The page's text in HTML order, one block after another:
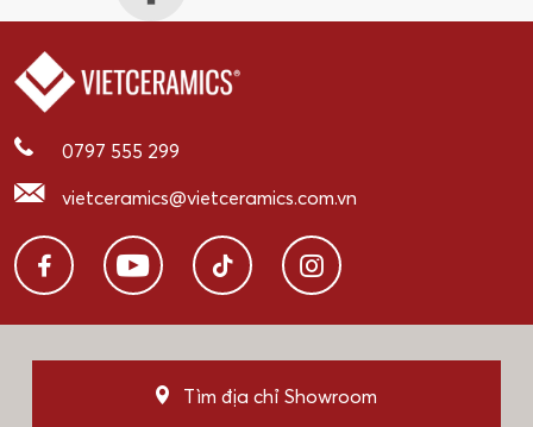
0797 555 299
vietceramics@vietceramics.com.vn
Tìm địa chỉ Showroom